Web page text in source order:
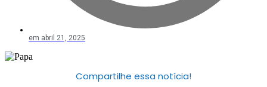
em abril 21, 2025
Compartilhe essa notícia!